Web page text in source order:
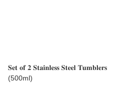
𝐒𝐞𝐭 𝐨𝐟 𝟐 𝐒𝐭𝐚𝐢𝐧𝐥𝐞𝐬𝐬 𝐒𝐭𝐞𝐞𝐥 𝐓𝐮𝐦𝐛𝐥𝐞𝐫𝐬
(500ml)